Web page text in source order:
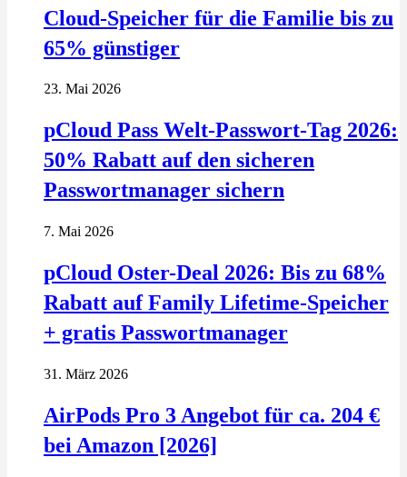
Cloud-Speicher für die Familie bis zu
65% günstiger
23. Mai 2026
pCloud Pass Welt-Passwort-Tag 2026:
50% Rabatt auf den sicheren
Passwortmanager sichern
7. Mai 2026
pCloud Oster-Deal 2026: Bis zu 68%
Rabatt auf Family Lifetime-Speicher
+ gratis Passwortmanager
31. März 2026
AirPods Pro 3 Angebot für ca. 204 €
bei Amazon [2026]